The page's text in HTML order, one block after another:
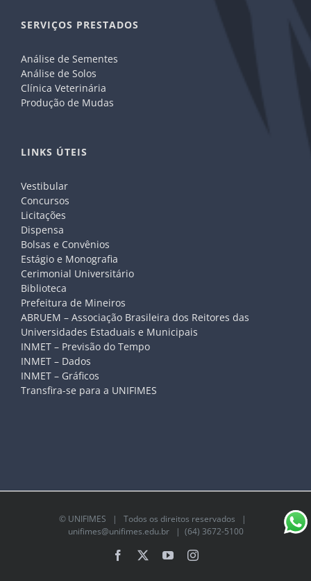
SERVIÇOS PRESTADOS
Análise de Sementes
Análise de Solos
Clínica Veterinária
Produção de Mudas
LINKS ÚTEIS
Vestibular
Concursos
Licitações
Dispensa
Bolsas e Convênios
Estágio e Monografia
Cerimonial Universitário
Biblioteca
Prefeitura de Mineiros
ABRUEM – Associação Brasileira dos Reitores das
Universidades Estaduais e Municipais
INMET – Previsão do Tempo
INMET – Dados
INMET – Gráficos
Transfira-se para a UNIFIMES
© UNIFIMES | Todos os direitos reservados |
unifimes@unifimes.edu.br| (64) 3672-5100
Facebook YouTubeInstagram